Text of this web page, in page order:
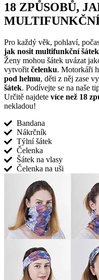
18 ZPŮSOBŮ,
Pro každý věk, pohlaví,
jak nosit multifunkční
Ženy mohou šátek uvázat
vytvořit čelenku. Motorkáři
pod helmu, děti z něj zase
šátek. Podívejte se na naše
Určitě najdete více než 18
nekladou!
Bandana
Nákrčník
Týlní šátek
Čelenka
Šátek na vlasy
Čelenka na uši